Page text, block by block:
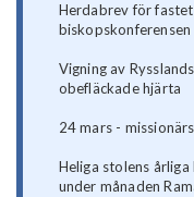
Herdabrev för
biskopskonferensen
Vigning av
obefläckade hjärta
24 mars -
Heliga stolens
under månaden